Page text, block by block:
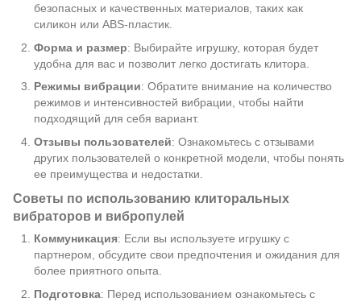
безопасных и качественных материалов, таких как
силикон или ABS-пластик.
Форма и размер: Выбирайте игрушку, которая будет
удобна для вас и позволит легко достигать клитора.
Режимы вибрации: Обратите внимание на количество
режимов и интенсивностей вибрации, чтобы найти
подходящий для себя вариант.
Отзывы пользователей: Ознакомьтесь с отзывами
других пользователей о конкретной модели, чтобы понять
ее преимущества и недостатки.
Советы по использованию клиторальных
вибраторов и вибропулей
Коммуникация: Если вы используете игрушку с
партнером, обсудите свои предпочтения и ожидания для
более приятного опыта.
Подготовка: Перед использованием ознакомьтесь с